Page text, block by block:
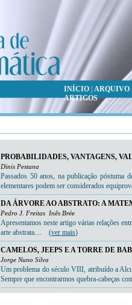
INÍCIO ARQUIVO
ARTIGOS
PROBABILIDADES, VANTAGENS,
Dinis Pestana
Passados 50 anos, na publicação póstuma
elementares podem ser considerados
DA ÁRVORE AO ABSTRATO: A
Pedro J. Freitas Inês Brée
Apresentamos neste artigo várias relações
arte abstrata.... (ver mais)
CAMELOS, JEEPS E A TORRE DE
Jorge Nuno Silva
Um problema do século VIII, atribuído a
Sempre que encontrarmos quebra-cabeças